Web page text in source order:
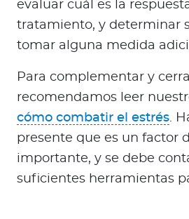
evaluar cuál es la
tratamiento, y determinar
tomar alguna medida
Para complementar y
recomendamos leer
cómo combatir el estrés.
presente que es un factor
importante, y se debe
suficientes herramientas